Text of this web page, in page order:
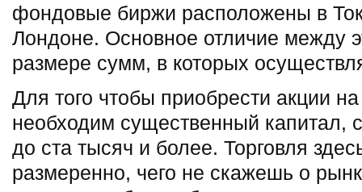
фондовые биржи расположены в
Лондоне. Основное отличие между
размере сумм, в которых
Для того чтобы приобрести акции
необходим существенный капитал,
до ста тысяч и более. Торговля
размеренно, чего не скажешь о